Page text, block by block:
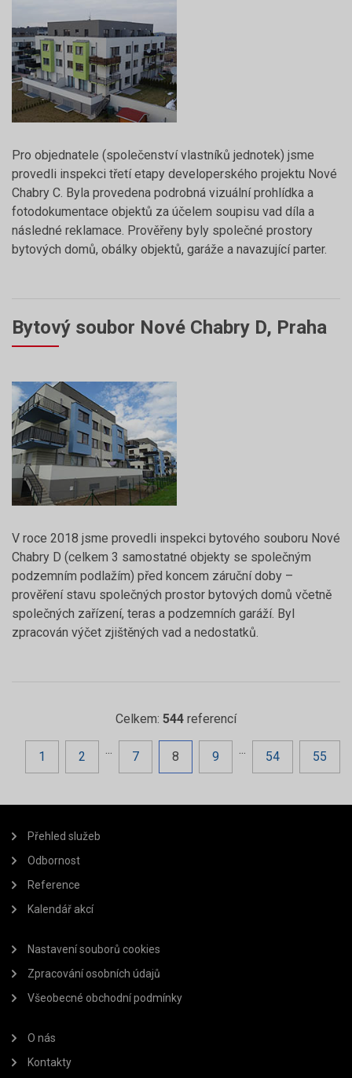
Pro objednatele (společenství vlastníků jednotek) jsme
provedli inspekci třetí etapy developerského projektu Nové
Chabry C. Byla provedena podrobná vizuální prohlídka a
fotodokumentace objektů za účelem soupisu vad díla a
následné reklamace. Prověřeny byly společné prostory
bytových domů, obálky objektů, garáže a navazující parter.
Bytový soubor Nové Chabry D, Praha
V roce 2018 jsme provedli inspekci bytového souboru Nové
Chabry D (celkem 3 samostatné objekty se společným
podzemním podlažím) před koncem záruční doby –
prověření stavu společných prostor bytových domů včetně
společných zařízení, teras a podzemních garáží. Byl
zpracován výčet zjištěných vad a nedostatků.
Celkem: 544 referencí
1 2 ... 7 8 9 ... 54 55
Přehled služeb
Odbornost
Reference
Kalendář akcí
Nastavení souborů cookies
Zpracování osobních údajů
Všeobecné obchodní podmínky
O nás
Kontakty